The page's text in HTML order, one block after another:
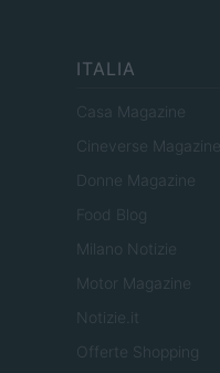
ITALIA
Casa Magazine
Cineverse Magazine
Donne Magazine
Food Blog
Milano Notizie
Motor Magazine
Notizie.it
Offerte Shopping